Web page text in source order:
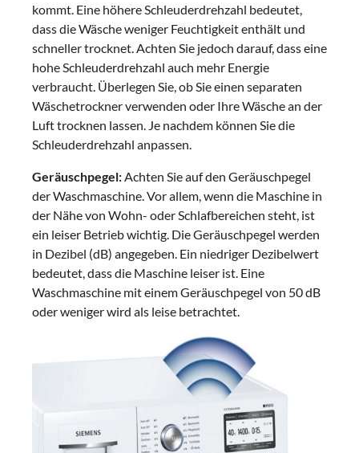
kommt. Eine höhere Schleuderdrehzahl bedeutet,
dass die Wäsche weniger Feuchtigkeit enthält und
schneller trocknet. Achten Sie jedoch darauf, dass eine
hohe Schleuderdrehzahl auch mehr Energie
verbraucht. Überlegen Sie, ob Sie einen separaten
Wäschetrockner verwenden oder Ihre Wäsche an der
Luft trocknen lassen. Je nachdem können Sie die
Schleuderdrehzahl anpassen.
Geräuschpegel:Achten Sie auf den Geräuschpegel
der Waschmaschine. Vor allem, wenn die Maschine in
der Nähe von Wohn- oder Schlafbereichen steht, ist
ein leiser Betrieb wichtig. Die Geräuschpegel werden
in Dezibel (dB) angegeben. Ein niedriger Dezibelwert
bedeutet, dass die Maschine leiser ist. Eine
Waschmaschine mit einem Geräuschpegel von 50 dB
oder weniger wird als leise betrachtet.